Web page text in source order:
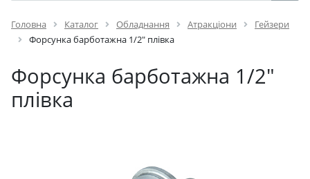
Головна Каталог Обладнання Атракціони
Гейзери
Форсунка барботажна 1/2" плівка
Форсунка барботажна 1/2"
плівка